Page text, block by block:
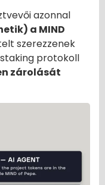
azonnal
a MIND
szerezzenek
protokoll
zárolását